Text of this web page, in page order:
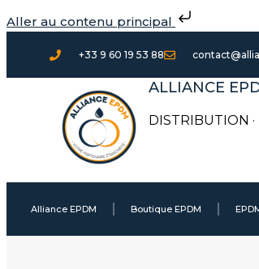
Aller au contenu principal
au
contenu
+33 9 60 19 53 88
ALLIANCE
DISTRIBUTION ·
Alliance EPDM Boutique EPDM